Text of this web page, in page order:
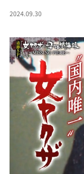
これ余談な
て真剣です
探偵！ナイ
news おか
河合＆
（news お
DAIGOも台
本日はダイ
朝だ！生で
2024.09.30